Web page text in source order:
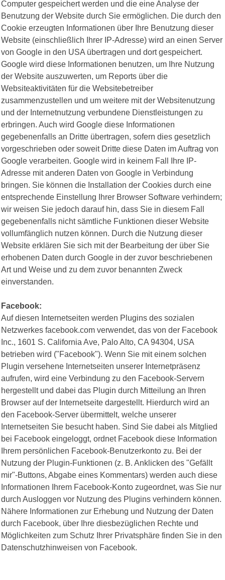
Computer gespeichert werden und die eine Analyse der
Benutzung der Website durch Sie ermöglichen. Die durch den
Cookie erzeugten Informationen über Ihre Benutzung dieser
Website (einschließlich Ihrer IP-Adresse) wird an einen Server
von Google in den USA übertragen und dort gespeichert.
Google wird diese Informationen benutzen, um Ihre Nutzung
der Website auszuwerten, um Reports über die
Websiteaktivitäten für die Websitebetreiber
zusammenzustellen und um weitere mit der Websitenutzung
und der Internetnutzung verbundene Dienstleistungen zu
erbringen. Auch wird Google diese Informationen
gegebenenfalls an Dritte übertragen, sofern dies gesetzlich
vorgeschrieben oder soweit Dritte diese Daten im Auftrag von
Google verarbeiten. Google wird in keinem Fall Ihre IP-
Adresse mit anderen Daten von Google in Verbindung
bringen. Sie können die Installation der Cookies durch eine
entsprechende Einstellung Ihrer Browser Software verhindern;
wir weisen Sie jedoch darauf hin, dass Sie in diesem Fall
gegebenenfalls nicht sämtliche Funktionen dieser Website
vollumfänglich nutzen können. Durch die Nutzung dieser
Website erklären Sie sich mit der Bearbeitung der über Sie
erhobenen Daten durch Google in der zuvor beschriebenen
Art und Weise und zu dem zuvor benannten Zweck
einverstanden.
Facebook:
Auf diesen Internetseiten werden Plugins des sozialen
Netzwerkes facebook.com verwendet, das von der Facebook
Inc., 1601 S. California Ave, Palo Alto, CA 94304, USA
betrieben wird ("Facebook"). Wenn Sie mit einem solchen
Plugin versehene Internetseiten unserer Internetpräsenz
aufrufen, wird eine Verbindung zu den Facebook-Servern
hergestellt und dabei das Plugin durch Mitteilung an Ihren
Browser auf der Internetseite dargestellt. Hierdurch wird an
den Facebook-Server übermittelt, welche unserer
Internetseiten Sie besucht haben. Sind Sie dabei als Mitglied
bei Facebook eingeloggt, ordnet Facebook diese Information
Ihrem persönlichen Facebook-Benutzerkonto zu. Bei der
Nutzung der Plugin-Funktionen (z. B. Anklicken des "Gefällt
mir"-Buttons, Abgabe eines Kommentars) werden auch diese
Informationen Ihrem Facebook-Konto zugeordnet, was Sie nur
durch Ausloggen vor Nutzung des Plugins verhindern können.
Nähere Informationen zur Erhebung und Nutzung der Daten
durch Facebook, über Ihre diesbezüglichen Rechte und
Möglichkeiten zum Schutz Ihrer Privatsphäre finden Sie in den
Datenschutzhinweisen von Facebook.